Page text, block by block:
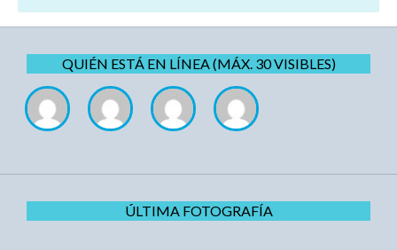
QUIÉN ESTÁ EN LÍNEA (MÁX. 30 VISIBLES)
ÚLTIMA FOTOGRAFÍA